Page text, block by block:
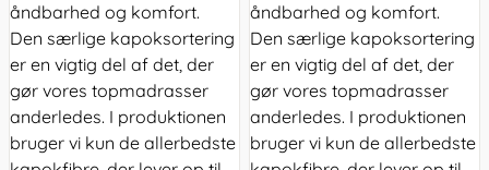
åndbarhed og komfort.
Den særlige kapoksortering
er en vigtig del af det, der
gør vores topmadrasser
anderledes. I produktionen
bruger vi kun de allerbedste
åndbarhed og komfort.
Den særlige kapoksortering
er en vigtig del af det, der
gør vores topmadrasser
anderledes. I produktionen
bruger vi kun de allerbedste